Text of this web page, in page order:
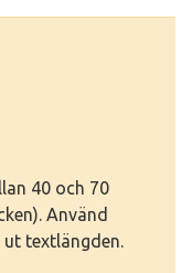
40 och 70
Använd
textlängden.